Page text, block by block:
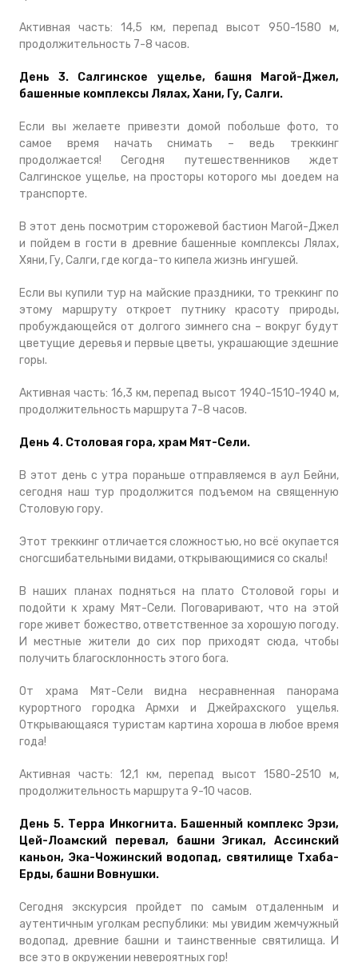
Активная часть: 14,5 км, перепад высот 950-1580 м,
продолжительность 7-8 часов.
День 3. Салгинское ущелье, башня Магой-Джел,
башенные комплексы Лялах, Хани, Гу, Салги.
Если вы желаете привезти домой побольше фото, то
самое время начать снимать – ведь треккинг
продолжается! Сегодня путешественников ждет
Салгинское ущелье, на просторы которого мы доедем на
транспорте.
В этот день посмотрим сторожевой бастион Магой-Джел
и пойдем в гости в древние башенные комплексы Лялах,
Хяни, Гу, Салги, где когда-то кипела жизнь ингушей.
Если вы купили тур на майские праздники, то треккинг по
этому маршруту откроет путнику красоту природы,
пробуждающейся от долгого зимнего сна – вокруг будут
цветущие деревья и первые цветы, украшающие здешние
горы.
Активная часть: 16,3 км, перепад высот 1940-1510-1940 м,
продолжительность маршрута 7-8 часов.
День 4. Столовая гора, храм Мят-Сели.
В этот день с утра пораньше отправляемся в аул Бейни,
сегодня наш тур продолжится подъемом на священную
Столовую гору.
Этот треккинг отличается сложностью, но всё окупается
сногсшибательными видами, открывающимися со скалы!
В наших планах подняться на плато Столовой горы и
подойти к храму Мят-Сели. Поговаривают, что на этой
горе живет божество, ответственное за хорошую погоду.
И местные жители до сих пор приходят сюда, чтобы
получить благосклонность этого бога.
От храма Мят-Сели видна несравненная панорама
курортного городка Армхи и Джейрахского ущелья.
Открывающаяся туристам картина хороша в любое время
года!
Активная часть: 12,1 км, перепад высот 1580-2510 м,
продолжительность маршрута 9-10 часов.
День 5. Терра Инкогнита. Башенный комплекс Эрзи,
Цей-Лоамский перевал, башни Эгикал, Ассинский
каньон, Эка-Чожинский водопад, святилище Тхаба-
Ерды, башни Вовнушки.
Сегодня экскурсия пройдет по самым отдаленным и
аутентичным уголкам республики: мы увидим жемчужный
водопад, древние башни и таинственные святилища. И
все это в окружении невероятных гор!